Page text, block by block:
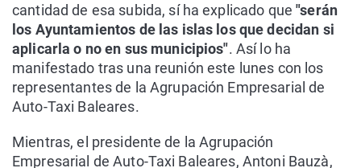
cantidad de esa subida, sí ha explicado que"serán
los Ayuntamientos de las islas los que decidan si
aplicarla o no en sus municipios". Así lo ha
manifestado tras una reunión este lunes con los
representantes de la Agrupación Empresarial de
Auto-Taxi Baleares.
Mientras, el presidente de la Agrupación
Empresarial de Auto-Taxi Baleares, Antoni Bauzà,